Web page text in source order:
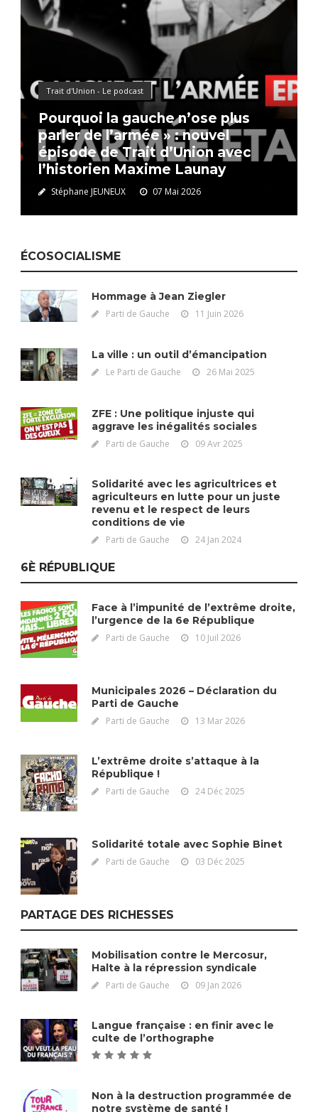
Trait d'Union - Le podcast
Pourquoi la gauche n’ose plus
parler de l’armée » : nouvel
épisode de Trait d’Union avec
l’historien Maxime Launay
Stéphane JEUNEUX 07 Mai 2026
ÉCOSOCIALISME
Hommage à Jean Ziegler
Parti de Gauche 11 Juin 2026
La ville : un outil d’émancipation
Le Parti de Gauche 26 Mai 2025
ZFE : Une politique injuste qui
aggrave les inégalités sociales
Parti de Gauche 09 Avr 2025
Solidarité avec les agricultrices et
agriculteurs en lutte pour un juste
revenu et le respect de leurs
conditions de vie
Parti de Gauche 24 Jan 2024
6È RÉPUBLIQUE
Face à l’impunité de l’extrême droite,
l’urgence de la 6e République
Parti de Gauche 10 Juil 2026
Municipales 2026 – Déclaration du
Parti de Gauche
Parti de Gauche 13 Mar 2026
L’extrême droite s’attaque à la
République !
Parti de Gauche 24 Déc 2025
Solidarité totale avec Sophie Binet
Parti de Gauche 03 Déc 2025
PARTAGE DES RICHESSES
Mobilisation contre le Mercosur,
Halte à la répression syndicale
Parti de Gauche 09 Jan 2026
Langue française : en finir avec le
culte de l’orthographe
Non à la destruction programmée de
notre système de santé !